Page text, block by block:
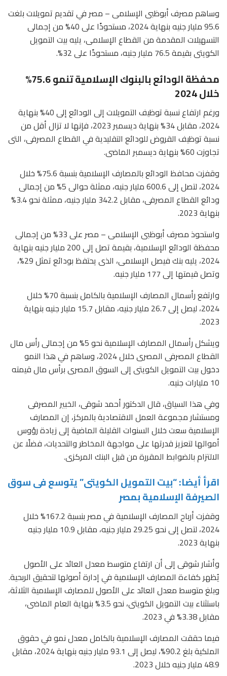
وساهم مصرف أبوظبى الإسلامى – مصر في تقديم تمويلات بلغت
95.6 مليار جنيه بنهاية 2024، مستحوذًا على 40% من إجمالى
التسهيلات المقدمة من القطاع الإسلامى، يليه بيت التمويل
الكويتى بقيمة 76.5 مليار جنيه، مستحوذًا على 32%.
محفظة الودائع بالبنوك الإسلامية تنمو 75.6%
خلال 2024
ورغم ارتفاع نسبة توظيف التمويلات إلى الودائع إلى 40% بنهاية
2024، مقابل 34% بنهاية ديسمبر 2023، فإنها لا تزال أقل من
نسبة توظيف القروض للودائع التقليدية في القطاع المصرفى، التى
تجاوزت 60% بنهاية ديسمبر الماضى.
وقفزت محافظ الودائع بالمصارف الإسلامية بنسبة 75.6% خلال
2024، لتصل إلى 600.6 مليار جنيه، ممثلة حوالى 5% من إجمالى
ودائع القطاع المصرفى، مقابل 342.2 مليار جنيه، ممثلة نحو 3.4%
بنهاية 2023.
واستحوذ مصرف أبوظبى الإسلامى – مصر على 33% من إجمالى
محفظة الودائع الإسلامية، بقيمة تصل إلى 200 مليار جنيه بنهاية
2024، يليه بنك فيصل الإسلامى، الذى يحتفظ بودائع تمثل 29%،
وتصل قيمتها إلى 177 مليار جنيه.
وارتفع رأسمال المصارف الإسلامية بالكامل بنسبة 70% خلال
2024، ليصل إلى 26.7 مليار جنيه، مقابل 15.7 مليار جنيه بنهاية
2023.
ويشكل رأسمال المصارف الإسلامية نحو 5% من إجمالى رأس مال
القطاع المصرفى المصرى خلال 2024، وساهم في هذا النمو
دخول بيت التمويل الكويتى إلى السوق المصرى برأس مال قيمته
10 مليارات جنيه.
وفي هذا السياق، قال الدكتور أحمد شوقى، الخبير المصرفى
ومستشار مجموعة العمل الاقتصادية بالمركز، إن المصارف
الإسلامية سعت خلال السنوات القليلة الماضية إلى زيادة رؤوس
أموالها لتعزيز قدرتها على مواجهة المخاطر والتحديات، فضلًا عن
الالتزام بالضوابط المقررة من قبل البنك المركزى.
اقرأ أيضا: “بيت التمويل الكويتى” يتوسع فى سوق
الصيرفة الإسلامية بمصر
وقفزت أرباح المصارف الإسلامية في مصر بنسبة 167.2% خلال
2024، لتصل إلى نحو 29.25 مليار جنيه، مقابل 10.9 مليار جنيه
بنهاية 2023.
وأشار شوقى إلى أن ارتفاع متوسط معدل العائد على الأصول
يُظهر كفاءة المصارف الإسلامية في إدارة أصولها لتحقيق الربحية.
وبلغ متوسط معدل العائد على الأصول للمصارف الإسلامية الثلاثة،
باستثناء بيت التمويل الكويتى، نحو 3.5% بنهاية العام الماضى،
مقابل 3.38% في 2023.
فيما حققت المصارف الإسلامية بالكامل معدل نمو في حقوق
الملكية بلغ 90.2%، ليصل إلى 93.1 مليار جنيه بنهاية 2024، مقابل
48.9 مليار جنيه خلال 2023.